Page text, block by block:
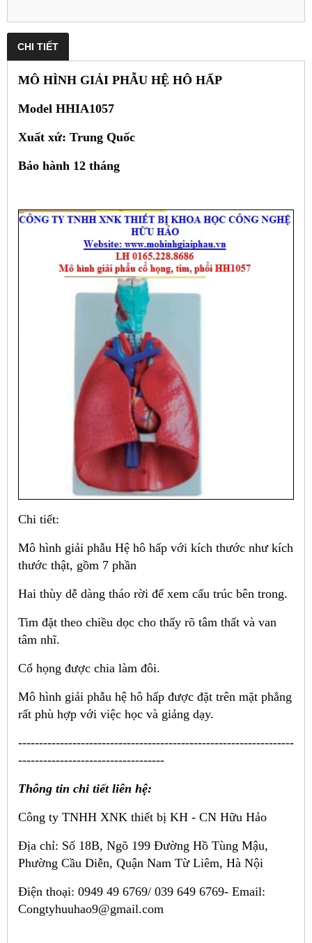
CHI TIẾT
MÔ HÌNH GIẢI PHẪU HỆ HÔ HẤP
Model HHIA1057
Xuất xứ: Trung Quốc
Bảo hành 12 tháng
Chi tiết:
Mô hình giải phẫu Hệ hô hấp với kích thước như kích
thước thật, gồm 7 phần
Hai thùy dễ dàng tháo rời để xem cấu trúc bên trong.
Tim đặt theo chiều dọc cho thấy rõ tâm thất và van
tâm nhĩ.
Cổ họng được chia làm đôi.
Mô hình giải phẫu hệ hô hấp được đặt trên mặt phẳng
rất phù hợp với việc học và giảng dạy.
------------------------------------------------------------------
-----------------------------------
Thông tin chi tiết liên hệ:
Công ty TNHH XNK thiết bị KH - CN Hữu Hảo
Địa chỉ: Số 18B, Ngõ 199 Đường Hồ Tùng Mậu,
Phường Cầu Diễn, Quận Nam Từ Liêm, Hà Nội
Điện thoại: 0949 49 6769/ 039 649 6769- Email:
Congtyhuuhao9@gmail.com